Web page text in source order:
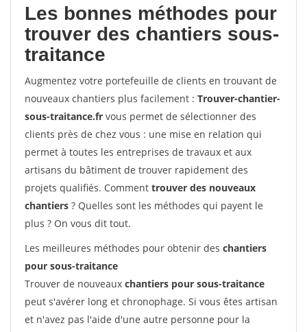
Les bonnes méthodes pour
trouver des chantiers sous-
traitance
Augmentez votre portefeuille de clients en trouvant de
nouveaux chantiers plus facilement : Trouver-chantier-
sous-traitance.fr vous permet de sélectionner des
clients près de chez vous : une mise en relation qui
permet à toutes les entreprises de travaux et aux
artisans du bâtiment de trouver rapidement des
projets qualifiés. Comment trouver des nouveaux
chantiers ? Quelles sont les méthodes qui payent le
plus ? On vous dit tout.
Les meilleures méthodes pour obtenir des chantiers
pour sous-traitance
Trouver de nouveaux chantiers pour sous-traitance
peut s'avérer long et chronophage. Si vous êtes artisan
et n'avez pas l'aide d'une autre personne pour la